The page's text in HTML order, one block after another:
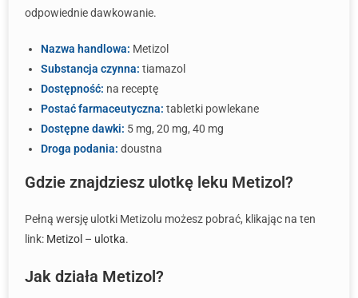
odpowiednie dawkowanie.
Nazwa handlowa: Metizol
Substancja czynna: tiamazol
Dostępność: na receptę
Postać farmaceutyczna: tabletki powlekane
Dostępne dawki: 5 mg, 20 mg, 40 mg
Droga podania: doustna
Gdzie znajdziesz ulotkę leku Metizol?
Pełną wersję ulotki Metizolu możesz pobrać, klikając na ten
link: Metizol – ulotka.
Jak działa Metizol?